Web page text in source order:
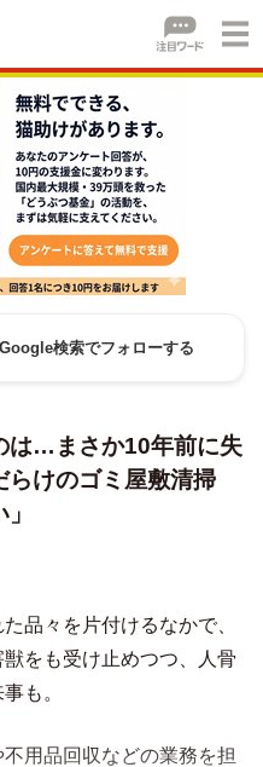
検索でフォローする
は…まさか10年前に失
けのゴミ屋敷清掃
品々を片付けるなかで、
をも受け止めつつ、人骨
も。
用品回収などの業務を担